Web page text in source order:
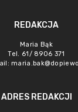
REDAKCJA
Maria Bąk
Tel. 61/ 8906 371
ADRES REDAKCJI